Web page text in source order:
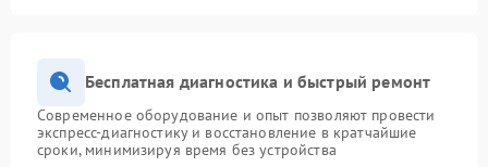
Бесплатная диагностика и быстрый ремонт
Современное оборудование и опыт позволяют провести
экспресс-диагностику и восстановление в кратчайшие
сроки, минимизируя время без устройства